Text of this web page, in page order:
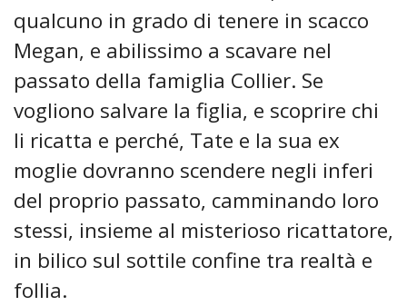
qualcuno in grado di tenere in scacco
Megan, e abilissimo a scavare nel
passato della famiglia Collier. Se
vogliono salvare la figlia, e scoprire chi
li ricatta e perché, Tate e la sua ex
moglie dovranno scendere negli inferi
del proprio passato, camminando loro
stessi, insieme al misterioso ricattatore,
in bilico sul sottile confine tra realtà e
follia.